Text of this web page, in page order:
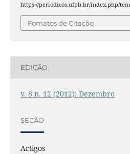
https://periodicos.ufpb.br/index.php/
Fomatos de Citação
EDIÇÃO
v. 8 n. 12 (2012): Dezembro
SEÇÃO
Artigos